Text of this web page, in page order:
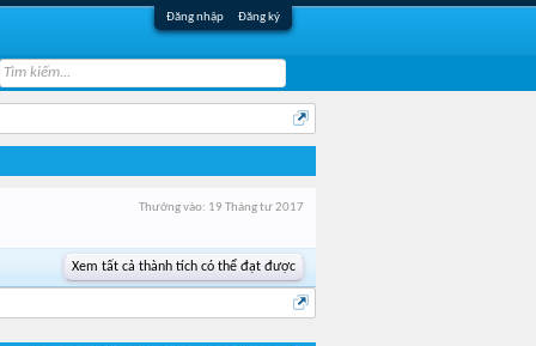
Đăng nhập Đăng ký
Thưởng vào: 19 Tháng tư 2017
Xem tất cả thành tích có thể đạt được